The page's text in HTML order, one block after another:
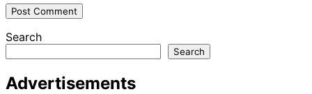
Search
Search
Advertisements